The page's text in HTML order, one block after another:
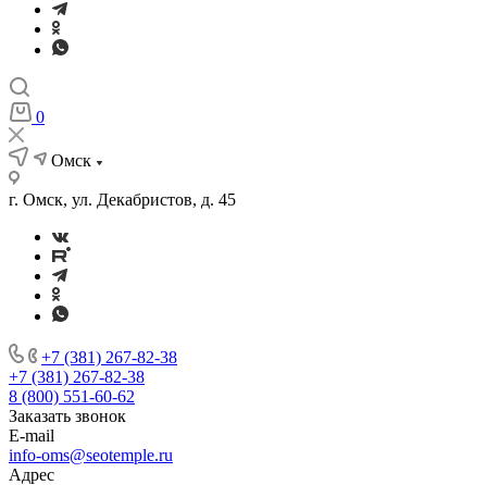
0
Омск
г. Омск, ул. Декабристов, д. 45
+7 (381) 267-82-38
+7 (381) 267-82-38
8 (800) 551-60-62
Заказать звонок
E-mail
info-oms@seotemple.ru
Адрес